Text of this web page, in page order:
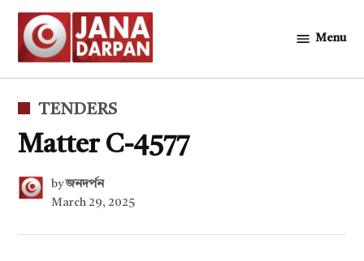
Skip
content
Menu
POSTED
IN
TENDERS
Matter C-4577
by জনদর্পন
March 29, 2025